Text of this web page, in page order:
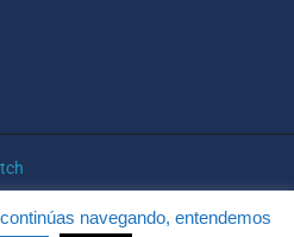
navegando, entendemos